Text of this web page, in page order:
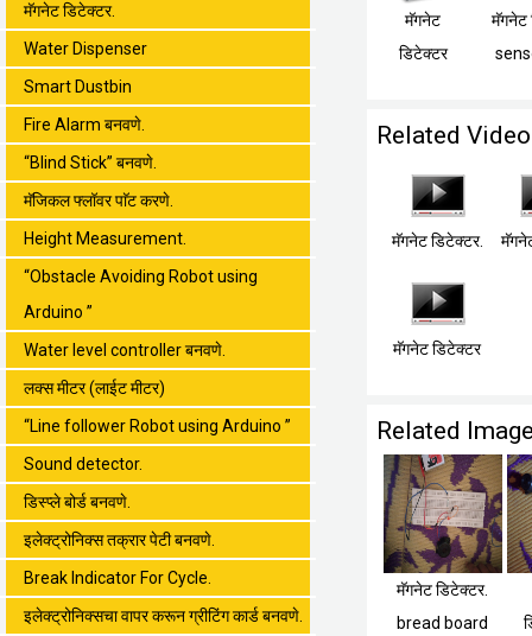
मॅगनेट डिटेक्टर.
Water Dispenser
Smart Dustbin
Fire Alarm बनवणे.
“Blind Stick” बनवणे.
मॅजिकल फ्लॉवर पाॅट करणे.
Height Measurement.
“Obstacle Avoiding Robot using
Arduino ”
Water level controller बनवणे.
लक्स मीटर (लाईट मीटर)
“Line follower Robot using Arduino ”
Sound detector.
डिस्प्ले बोर्ड बनवणे.
इलेक्ट्रोनिक्स तक्रार पेटी बनवणे.
Break Indicator For Cycle.
इलेक्ट्रोनिक्सचा वापर करून ग्रीटिंग कार्ड बनवणे.
मॅगनेट
डिटेक्टर
मॅगनेट
Related
मॅगनेट डिटेक्टर.
मॅगनेट डिटेक्टर
Related
मॅगनेट डिटेक्टर.
bread board